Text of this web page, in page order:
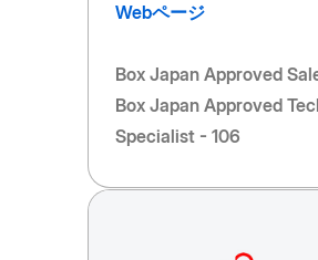
Webページ
Box Japan Approved
Box Japan Approved
Specialist - 106